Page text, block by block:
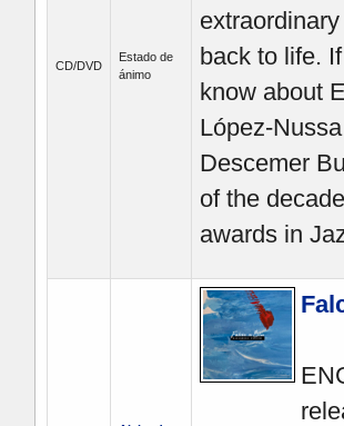
CD/DVD
Estado de
ánimo
back to life.
know about
López-
Descemer
of the
awards in